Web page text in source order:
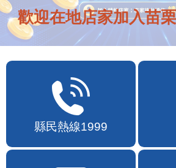
歡迎在地店家加入苗
縣民熱線1999